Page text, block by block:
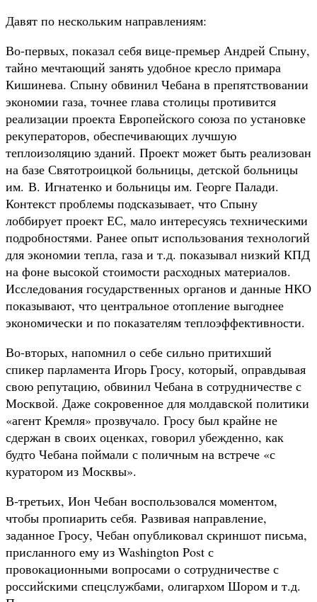
Давят по нескольким направлениям:
Во-первых, показал себя вице-премьер Андрей Спыну,
тайно мечтающий занять удобное кресло примара
Кишинева. Спыну обвинил Чебана в препятствовании
экономии газа, точнее глава столицы противится
реализации проекта Европейского союза по установке
рекуператоров, обеспечивающих лучшую
теплоизоляцию зданий. Проект может быть реализован
на базе Святотроицкой больницы, детской больницы
им. В. Игнатенко и больницы им. Георге Палади.
Контекст проблемы подсказывает, что Спыну
лоббирует проект ЕС, мало интересуясь техническими
подробностями. Ранее опыт использования технологий
для экономии тепла, газа и т.д. показывал низкий КПД
на фоне высокой стоимости расходных материалов.
Исследования государственных органов и данные НКО
показывают, что центральное отопление выгоднее
экономически и по показателям теплоэффективности.
Во-вторых, напомнил о себе сильно притихший
спикер парламента Игорь Гросу, который, оправдывая
свою репутацию, обвинил Чебана в сотрудничестве с
Москвой. Даже сокровенное для молдавской политики
«агент Кремля» прозвучало. Гросу был крайне не
сдержан в своих оценках, говорил убежденно, как
будто Чебана поймали с поличным на встрече «с
куратором из Москвы».
В-третьих, Ион Чебан воспользовался моментом,
чтобы пропиарить себя. Развивая направление,
заданное Гросу, Чебан опубликовал скриншот письма,
присланного ему из Washington Post с
провокационными вопросами о сотрудничестве с
российскими спецслужбами, олигархом Шором и т.д.